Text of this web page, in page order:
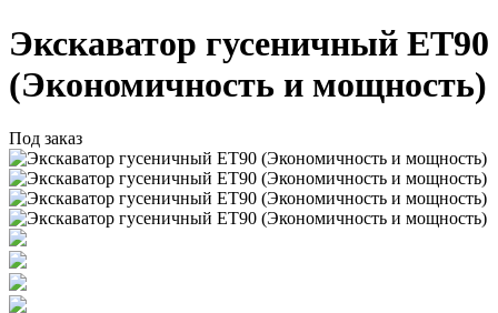
Экскаватор гусеничный ET90
(Экономичность и мощность)
Под заказ